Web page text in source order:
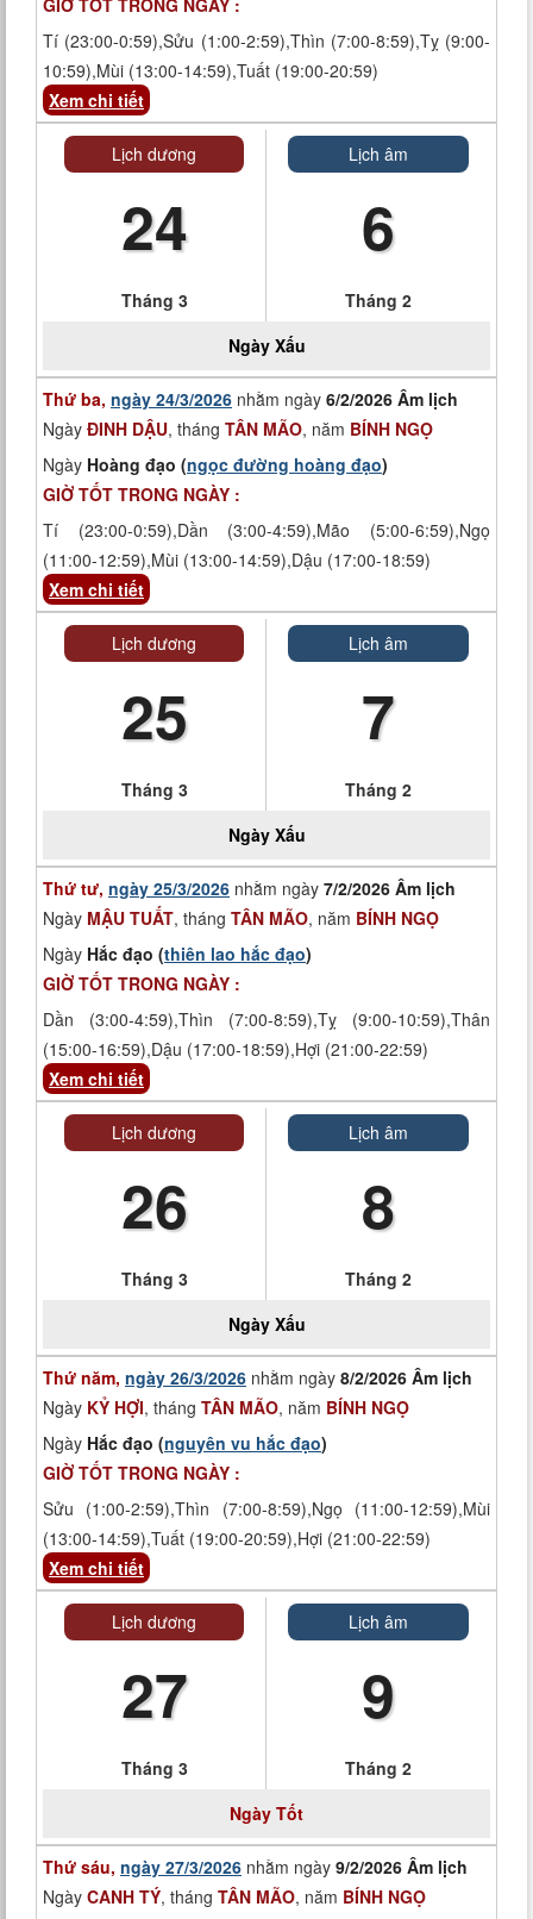
GIỜ TỐT TRONG NGÀY :
Tí (23:00-0:59),Sửu (1:00-2:59),Thìn (7:00-8:59),Tỵ (9:00-
10:59),Mùi (13:00-14:59),Tuất (19:00-20:59)
Xem chi tiết
Lịch dương
24
Tháng 3
Lịch âm
6
Tháng 2
Ngày Xấu
Thứ ba, ngày 24/3/2026 nhằm ngày 6/2/2026 Âm lịch
Ngày ĐINH DẬU, tháng TÂN MÃO, năm BÍNH NGỌ
Ngày Hoàng đạo (ngọc đường hoàng đạo)
GIỜ TỐT TRONG NGÀY :
Tí (23:00-0:59),Dần (3:00-4:59),Mão (5:00-6:59),Ngọ
(11:00-12:59),Mùi (13:00-14:59),Dậu (17:00-18:59)
Xem chi tiết
Lịch dương
25
Tháng 3
Lịch âm
7
Tháng 2
Ngày Xấu
Thứ tư, ngày 25/3/2026 nhằm ngày 7/2/2026 Âm lịch
Ngày MẬU TUẤT, tháng TÂN MÃO, năm BÍNH NGỌ
Ngày Hắc đạo (thiên lao hắc đạo)
GIỜ TỐT TRONG NGÀY :
Dần (3:00-4:59),Thìn (7:00-8:59),Tỵ (9:00-10:59),Thân
(15:00-16:59),Dậu (17:00-18:59),Hợi (21:00-22:59)
Xem chi tiết
Lịch dương
26
Tháng 3
Lịch âm
8
Tháng 2
Ngày Xấu
Thứ năm, ngày 26/3/2026 nhằm ngày 8/2/2026 Âm lịch
Ngày KỶ HỢI, tháng TÂN MÃO, năm BÍNH NGỌ
Ngày Hắc đạo (nguyên vu hắc đạo)
GIỜ TỐT TRONG NGÀY :
Sửu (1:00-2:59),Thìn (7:00-8:59),Ngọ (11:00-12:59),Mùi
(13:00-14:59),Tuất (19:00-20:59),Hợi (21:00-22:59)
Xem chi tiết
Lịch dương
27
Tháng 3
Lịch âm
9
Tháng 2
Ngày Tốt
Thứ sáu, ngày 27/3/2026 nhằm ngày 9/2/2026 Âm lịch
Ngày CANH TÝ, tháng TÂN MÃO, năm BÍNH NGỌ